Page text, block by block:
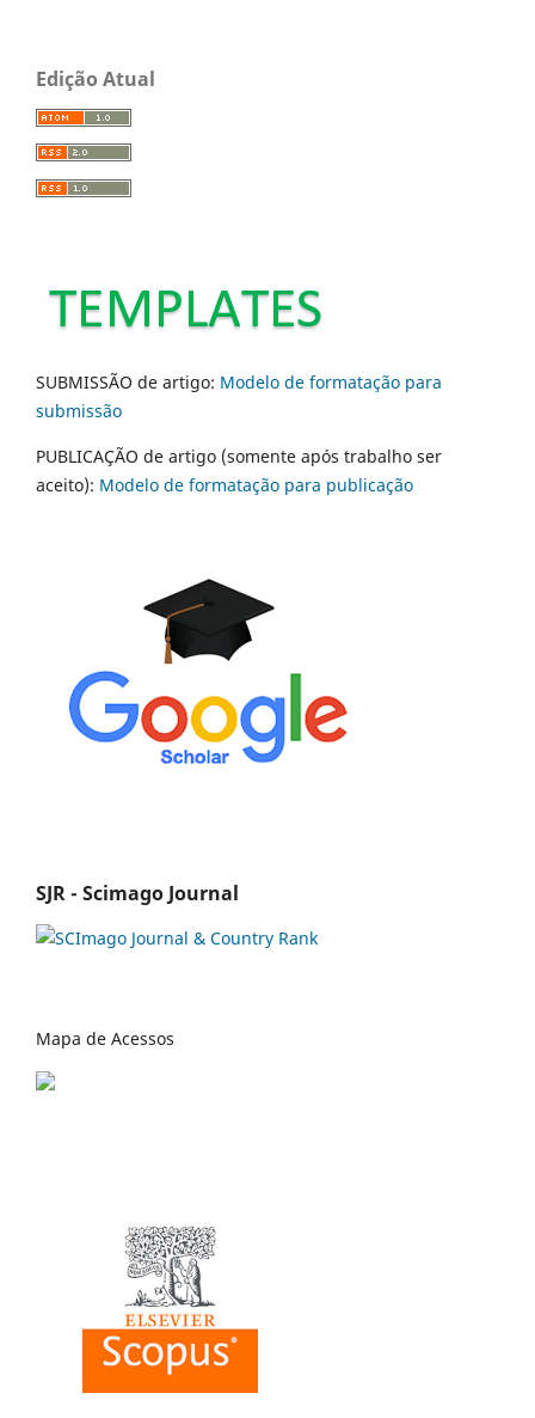
Edição Atual
SUBMISSÃO de artigo: Modelo de formatação para
submissão
PUBLICAÇÃO de artigo (somente após trabalho ser
aceito): Modelo de formatação para publicação
SJR - Scimago Journal
Mapa de Acessos